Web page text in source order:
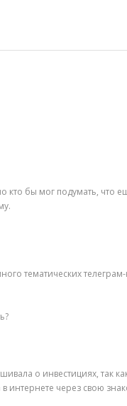
бы мог подумать, что
тематических
о инвестициях, так
через свою